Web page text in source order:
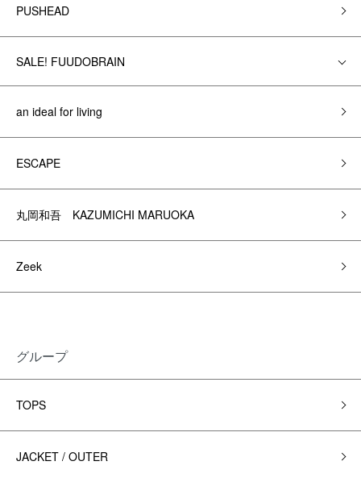
PUSHEAD
SALE! FUUDOBRAIN
an ideal for living
ESCAPE
丸岡和吾 KAZUMICHI MARUOKA
Zeek
グループ
TOPS
JACKET / OUTER